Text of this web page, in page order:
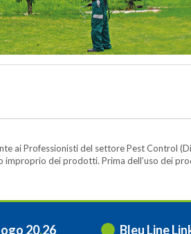
ai Professionisti del settore Pest Control
improprio dei prodotti. Prima dell’uso dei
20.26 Bleu Line